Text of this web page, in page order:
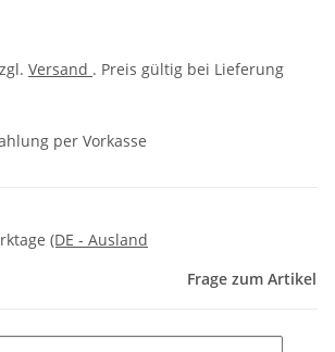
Versand . Preis gültig bei Lieferung
per Vorkasse
(DE - Ausland
Frage zum Artikel